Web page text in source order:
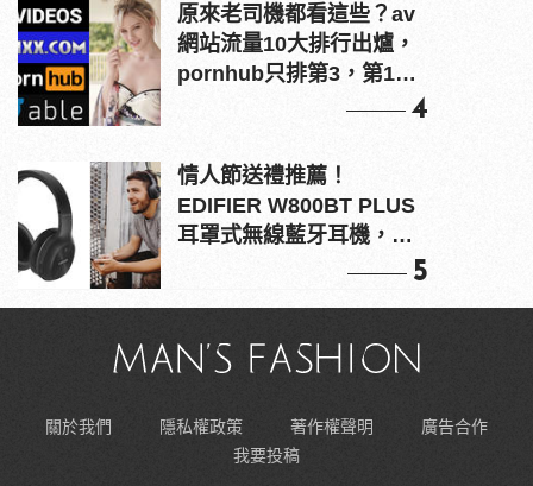
原來老司機都看這些？av
網站流量10大排行出爐，
pornhub只排第3，第1名
4
情人節送禮推薦！
EDIFIER W800BT PLUS
耳罩式無線藍牙耳機，在
5
關於我們 隱私權政策 著作權聲明
廣告合作
我要投稿